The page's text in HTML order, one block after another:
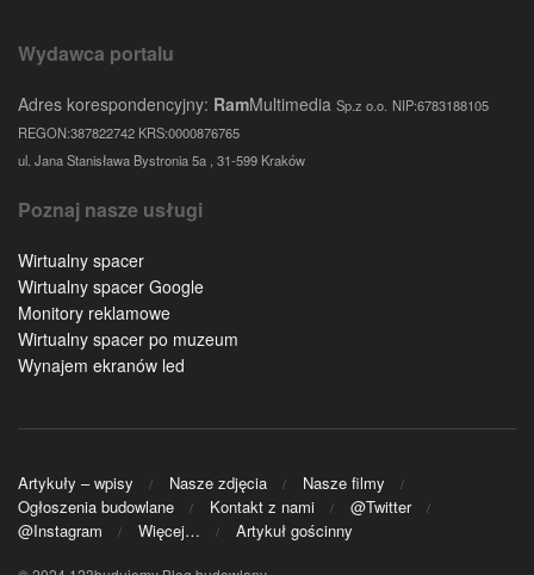
Wydawca portalu
Adres korespondencyjny: RamMultimedia Sp.z o.o. NIP:6783188105
REGON:387822742 KRS:0000876765
ul. Jana Stanisława Bystronia 5a , 31-599 Kraków
Poznaj nasze usługi
Wirtualny spacer
Wirtualny spacer Google
Monitory reklamowe
Wirtualny spacer po muzeum
Wynajem ekranów led
Artykuły – wpisy Nasze zdjęcia
Nasze filmy
Ogłoszenia budowlane
Kontakt z nami
@Twitter
@Instagram
Więcej… Artykuł gościnny